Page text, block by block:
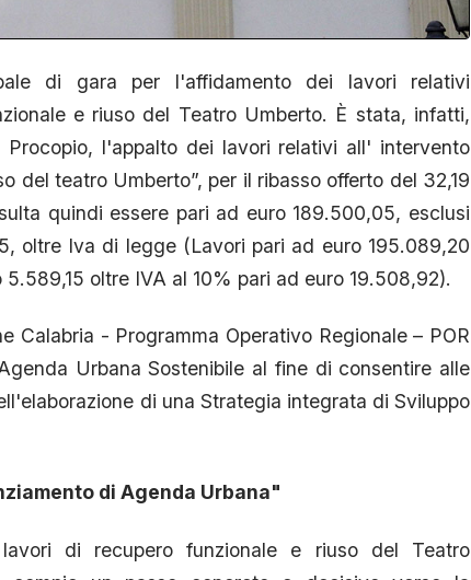
di gara per l'affidamento dei lavori relativi
e riuso del Teatro Umberto. È stata, infatti,
l'appalto dei lavori relativi all' intervento
del teatro Umberto”, per il ribasso offerto del 32,19
quindi essere pari ad euro 189.500,05, esclusi
oltre Iva di legge (Lavori pari ad euro 195.089,20
oltre IVA al 10% pari ad euro 19.508,92).
Calabria - Programma Operativo Regionale – POR
Urbana Sostenibile al fine di consentire alle
di una Strategia integrata di Sviluppo
di Agenda Urbana"
di recupero funzionale e riuso del Teatro